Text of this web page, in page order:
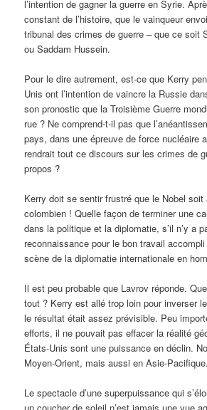
l’intention de gagner la guerre en Syrie.
constant de l’histoire, que le vainqueur
tribunal des crimes de guerre – que ce soit
ou Saddam Hussein.
Pour le dire autrement, est-ce que Kerry
Unis ont l’intention de vaincre la Russie
son pronostic que la Troisième Guerre
rue ? Ne comprend-t-il pas que
pays, dans une épreuve de force nucléaire
rendrait tout ce discours sur les crimes de
propos ?
Kerry doit se sentir frustré que le Nobel soit
colombien ! Quelle façon de terminer une
dans la politique et la diplomatie, s’il n’y a
reconnaissance pour le bon travail
scène de la diplomatie internationale en
Il est peu probable que Lavrov réponde.
tout ? Kerry est allé trop loin pour inverser
le résultat était assez prévisible. Peu
efforts, il ne pouvait pas effacer la réalité
États-Unis sont une puissance en déclin.
Moyen-Orient, mais aussi en Asie-Pacifique.
Le spectacle d’une superpuissance qui